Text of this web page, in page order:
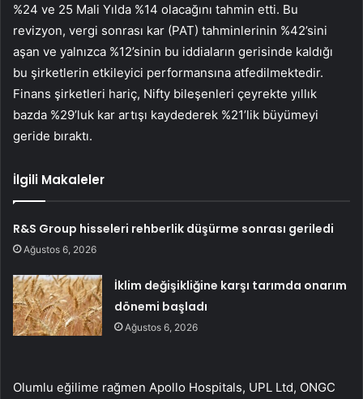
%24 ve 25 Mali Yılda %14 olacağını tahmin etti. Bu
revizyon, vergi sonrası kar (PAT) tahminlerinin %42’sini
aşan ve yalnızca %12’sinin bu iddiaların gerisinde kaldığı
bu şirketlerin etkileyici performansına atfedilmektedir.
Finans şirketleri hariç, Nifty bileşenleri çeyrekte yıllık
bazda %29’luk kar artışı kaydederek %21’lik büyümeyi
geride bıraktı.
İlgili Makaleler
R&S Group hisseleri rehberlik düşürme sonrası geriledi
Ağustos 6, 2026
İklim değişikliğine karşı tarımda onarım
dönemi başladı
Ağustos 6, 2026
Olumlu eğilime rağmen Apollo Hospitals, UPL Ltd, ONGC